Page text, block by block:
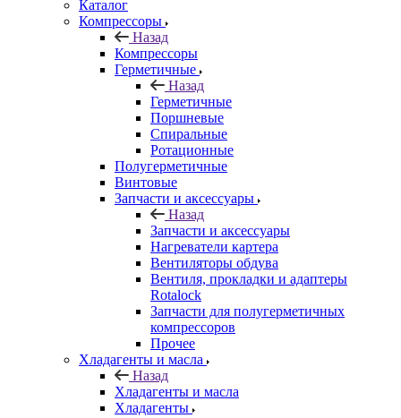
Каталог
Компрессоры
Назад
Компрессоры
Герметичные
Назад
Герметичные
Поршневые
Спиральные
Ротационные
Полугерметичные
Винтовые
Запчасти и аксессуары
Назад
Запчасти и аксессуары
Нагреватели картера
Вентиляторы обдува
Вентиля, прокладки и адаптеры
Rotalock
Запчасти для полугерметичных
компрессоров
Прочее
Хладагенты и масла
Назад
Хладагенты и масла
Хладагенты